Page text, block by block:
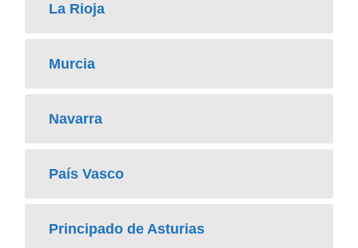
La Rioja
Murcia
Navarra
País Vasco
Principado de Asturias